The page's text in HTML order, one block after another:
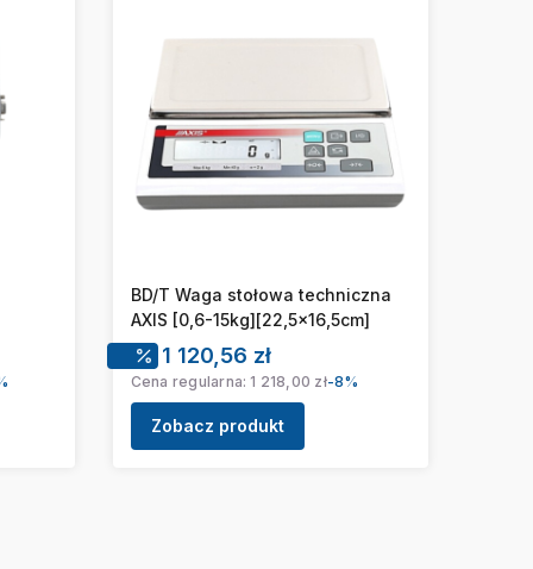
BD/T Waga stołowa techniczna
AXIS [0,6-15kg][22,5x16,5cm]
Cena promocyjna
1 120,56 zł
Cena regularna: 1 218,00 zł-8%
Zobacz produkt